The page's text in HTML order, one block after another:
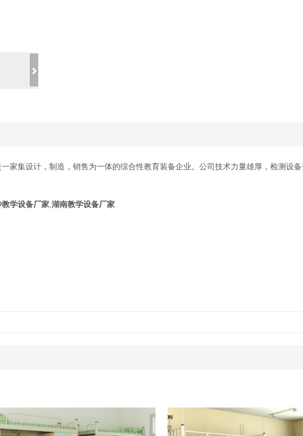
一家集设计，制造，销售为一体的综合性教育装备企业。公司技术力量雄厚，检测
教学设备厂家,湖南教学设备厂家